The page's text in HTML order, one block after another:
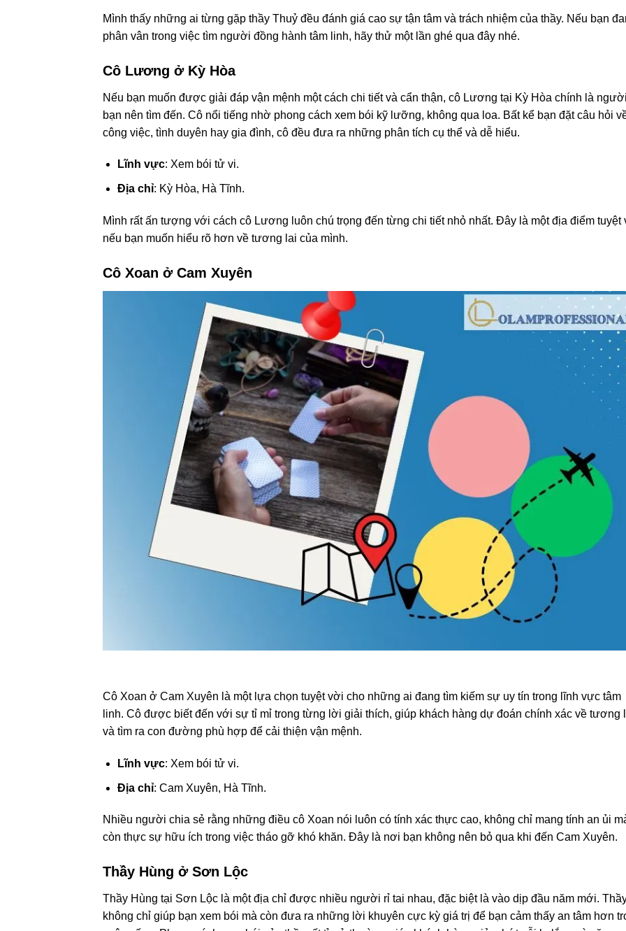
Mình thấy những ai từng gặp thầy Thuỷ đều đánh giá cao sự tận tâm và trách nhiệm của thầy. Nếu bạn
phân vân trong việc tìm người đồng hành tâm linh, hãy thử một lần ghé qua đây nhé.
Cô Lương ở Kỳ Hòa
Nếu bạn muốn được giải đáp vận mệnh một cách chi tiết và cẩn thận, cô Lương tại Kỳ Hòa chính là người
bạn nên tìm đến. Cô nổi tiếng nhờ phong cách xem bói kỹ lưỡng, không qua loa. Bất kể bạn đặt câu hỏi
công việc, tình duyên hay gia đình, cô đều đưa ra những phân tích cụ thể và dễ hiểu.
Lĩnh vực: Xem bói tử vi.
Địa chỉ: Kỳ Hòa, Hà Tĩnh.
Mình rất ấn tượng với cách cô Lương luôn chú trọng đến từng chi tiết nhỏ nhất. Đây là một địa điểm tuyệt
nếu bạn muốn hiểu rõ hơn về tương lai của mình.
Cô Xoan ở Cam Xuyên
Cô Xoan ở Cam Xuyên là một lựa chọn tuyệt vời cho những ai đang tìm kiếm sự uy tín trong lĩnh vực tâm
linh. Cô được biết đến với sự tỉ mỉ trong từng lời giải thích, giúp khách hàng dự đoán chính xác về tương
và tìm ra con đường phù hợp để cải thiện vận mệnh.
Lĩnh vực: Xem bói tử vi.
Địa chỉ: Cam Xuyên, Hà Tĩnh.
Nhiều người chia sẻ rằng những điều cô Xoan nói luôn có tính xác thực cao, không chỉ mang tính an ủi
còn thực sự hữu ích trong việc tháo gỡ khó khăn. Đây là nơi bạn không nên bỏ qua khi đến Cam Xuyên.
Thầy Hùng ở Sơn Lộc
Thầy Hùng tại Sơn Lộc là một địa chỉ được nhiều người rỉ tai nhau, đặc biệt là vào dịp đầu năm mới.
không chỉ giúp bạn xem bói mà còn đưa ra những lời khuyên cực kỳ giá trị để bạn cảm thấy an tâm hơn